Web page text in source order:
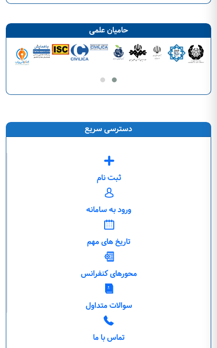
حامیان علمی
دسترسی سریع
ثبت نام
ورود به سامانه
تاریخ های مهم
محورهای کنفرانس
سوالات متداول
تماس با ما